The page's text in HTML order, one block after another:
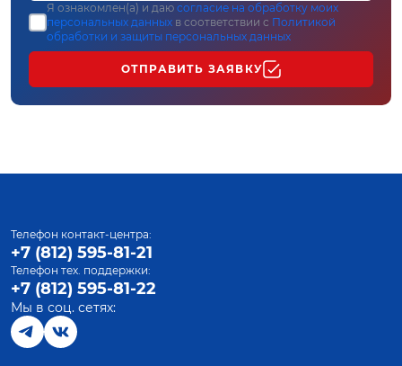
Я ознакомлен(а) и даю согласие на обработку моих
персональных данных в соответствии с Политикой
обработки и защиты персональных данных
ОТПРАВИТЬ ЗАЯВКУ
Телефон контакт-центра:
+7 (812) 595-81-21
Телефон тех. поддержки:
+7 (812) 595-81-22
Мы в соц. сетях: